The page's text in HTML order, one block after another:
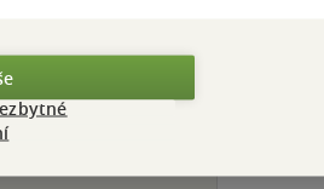
PRODUKTU